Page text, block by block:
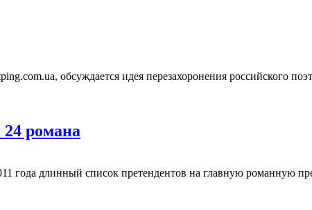
обсуждается идея перезахоронения российского
романа
года длинный список претендентов на главную романную